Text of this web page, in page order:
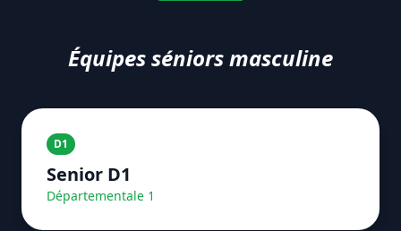
Équipes séniors masculine
D1
Senior D1
Départementale 1